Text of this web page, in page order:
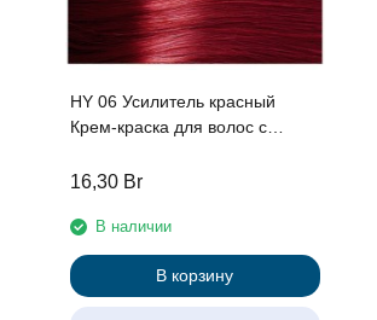
HY 06 Усилитель красный
Крем-краска для волос с
“Hyaluronic acid”, 100мл
16,30 Br
В наличии
В корзину